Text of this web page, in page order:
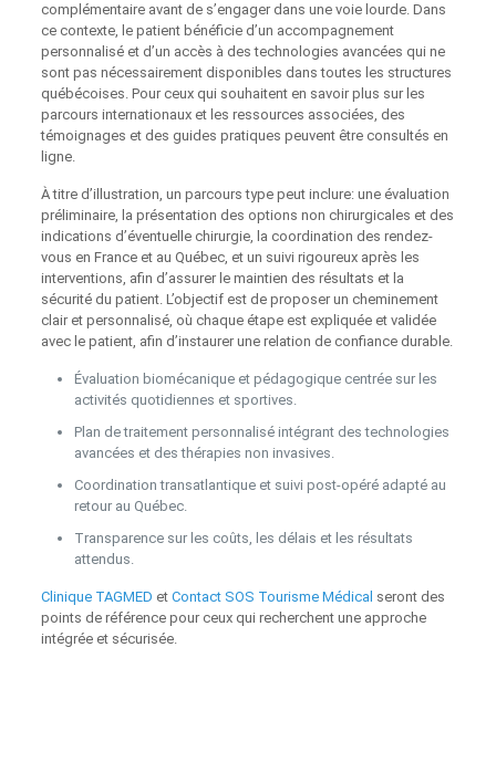
complémentaire avant de s’engager dans une voie lourde. Dans
ce contexte, le patient bénéficie d’un accompagnement
personnalisé et d’un accès à des technologies avancées qui ne
sont pas nécessairement disponibles dans toutes les structures
québécoises. Pour ceux qui souhaitent en savoir plus sur les
parcours internationaux et les ressources associées, des
témoignages et des guides pratiques peuvent être consultés en
ligne.
À titre d’illustration, un parcours type peut inclure: une évaluation
préliminaire, la présentation des options non chirurgicales et des
indications d’éventuelle chirurgie, la coordination des rendez-
vous en France et au Québec, et un suivi rigoureux après les
interventions, afin d’assurer le maintien des résultats et la
sécurité du patient. L’objectif est de proposer un cheminement
clair et personnalisé, où chaque étape est expliquée et validée
avec le patient, afin d’instaurer une relation de confiance durable.
Évaluation biomécanique et pédagogique centrée sur les
activités quotidiennes et sportives.
Plan de traitement personnalisé intégrant des technologies
avancées et des thérapies non invasives.
Coordination transatlantique et suivi post‑opéré adapté au
retour au Québec.
Transparence sur les coûts, les délais et les résultats
attendus.
Clinique TAGMED et Contact SOS Tourisme Médical seront des
points de référence pour ceux qui recherchent une approche
intégrée et sécurisée.